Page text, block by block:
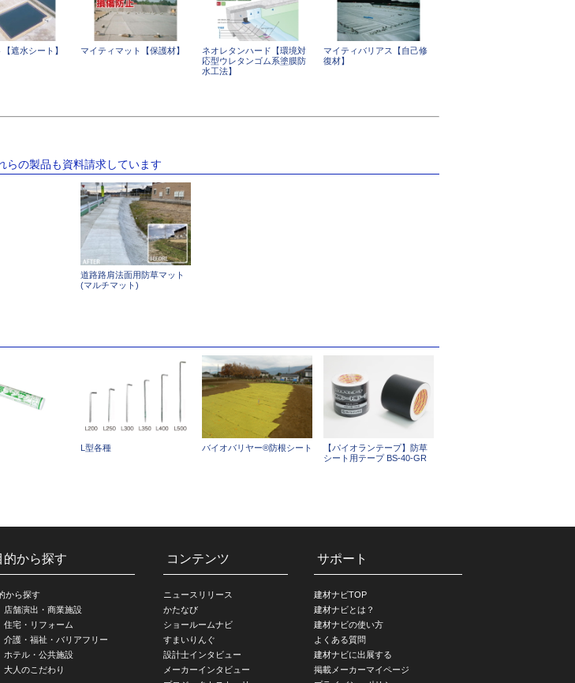
遮水シート】 マイティマット【保護材】
ネオレタンハード【環境対
応型ウレタンゴム系塗膜防
水工法】
マイティバリアス【自己修
復材】
らの製品も資料請求しています
道路路肩法面用防草マット
(マルチマット)
L型各種 バイオバリヤー®防根シート
【パイオランテープ】防草
シート用テープ BS-40-GR
的から探す
から探す
店舗演出・商業施設
住宅・リフォーム
介護・福祉・バリアフリー
ホテル・公共施設
大人のこだわり
コンテンツ
ニュースリリース
かたなび
ショールームナビ
すまいりんぐ
設計士インタビュー
メーカーインタビュー
サポート
建材ナビTOP
建材ナビとは？
建材ナビの使い方
よくある質問
建材ナビに出展する
掲載メーカーマイページ